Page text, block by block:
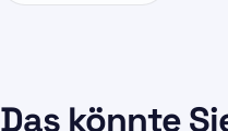
Das könnte